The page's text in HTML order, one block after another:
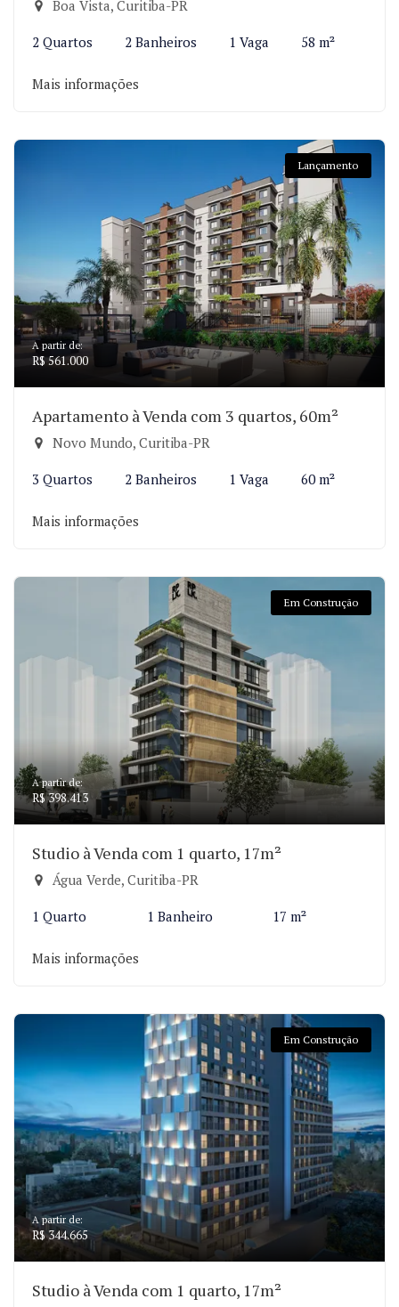
Boa Vista, Curitiba-PR
2 Quartos 2 Banheiros 1 Vaga 58 m²
Mais informações
Lançamento
A partir de:
R$ 561.000
Apartamento à Venda com 3 quartos, 60m²
Novo Mundo, Curitiba-PR
3 Quartos 2 Banheiros 1 Vaga 60 m²
Mais informações
Em Construção
A partir de:
R$ 398.413
Studio à Venda com 1 quarto, 17m²
Água Verde, Curitiba-PR
1 Quarto 1 Banheiro 17 m²
Mais informações
Em Construção
A partir de:
R$ 344.665
Studio à Venda com 1 quarto, 17m²